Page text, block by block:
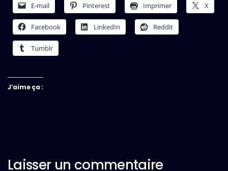
E-mail Pinterest Imprimer X
Facebook LinkedIn Reddit
Tumblr
J’aime ça :
Laisser un commentaire